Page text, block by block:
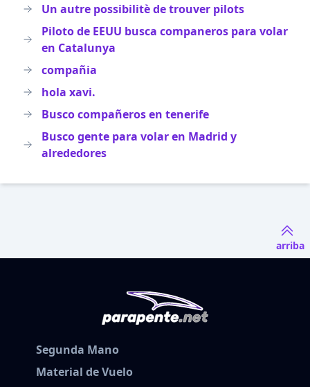
Un autre possibilitè de trouver pilots
Piloto de EEUU busca companeros para volar
en Catalunya
compañia
hola xavi.
Busco compañeros en tenerife
Busco gente para volar en Madrid y
alrededores
arriba
Segunda Mano
Material de Vuelo